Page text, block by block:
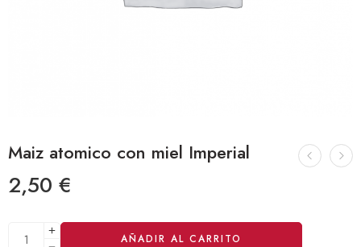
Maiz atomico con miel Imperial
2,50 €
AÑADIR AL CARRITO
Alternative: